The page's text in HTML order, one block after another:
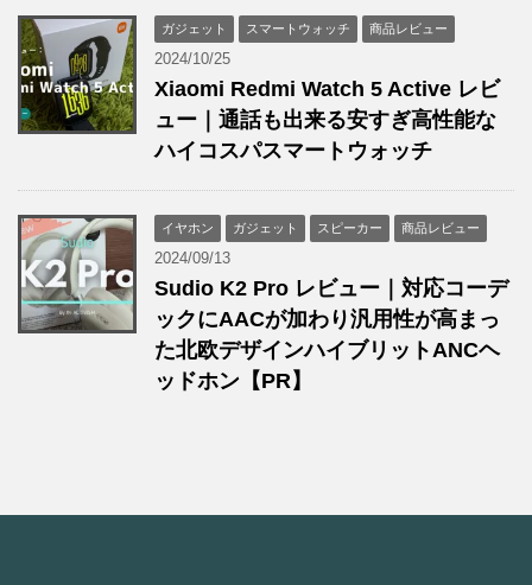
ガジェット スマートウォッチ 商品レビュー
2024/10/25
Xiaomi Redmi Watch 5 Active レビ
ュー｜通話も出来る安すぎ高性能な
ハイコスパスマートウォッチ
イヤホン ガジェット スピーカー 商品レビュー
2024/09/13
Sudio K2 Pro レビュー｜対応コーデ
ックにAACが加わり汎用性が高まっ
た北欧デザインハイブリットANCヘ
ッドホン【PR】